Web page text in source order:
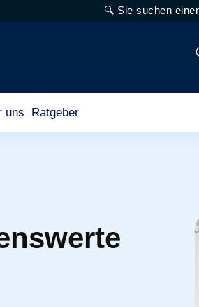
🔍 Sie suchen
uns Ratgeber